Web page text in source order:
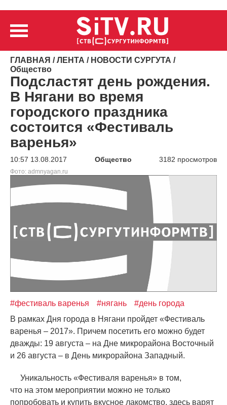
ГЛАВНАЯ /ЛЕНТА / НОВОСТИ СУРГУТА /
Общество
Подсластят день рождения.
В Нягани во время
городского праздника
состоится «Фестиваль
варенья»
10:57 13.08.2017 Общество 3182 просмотров
Фото: admnyagan.ru
#фестиваль варенья #нягань
#день города
В рамках Дня города в Нягани пройдет «Фестиваль
варенья – 2017». Причем посетить его можно будет
дважды: 19 августа – на Дне микрорайона Восточный
и 26 августа – в День микрорайона Западный.
Уникальность «Фестиваля варенья» в том,
что на этом мероприятии можно не только
попробовать и купить вкусное лакомство, здесь варят